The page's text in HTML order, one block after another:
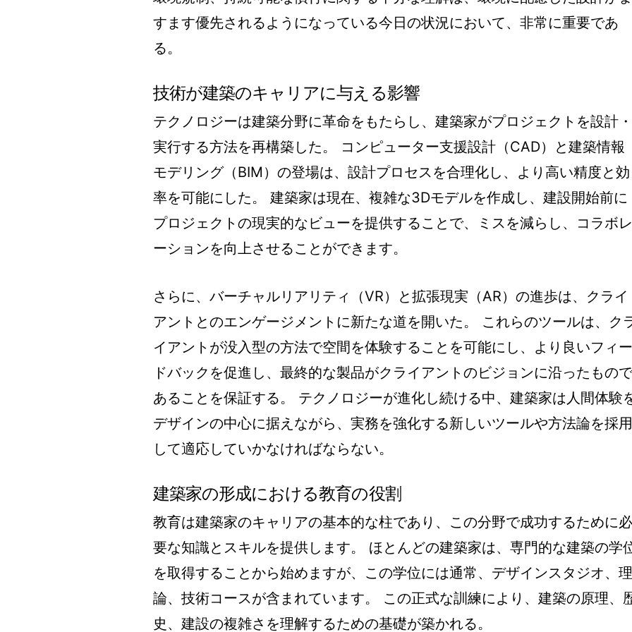
すます優先されるようになっている今日の状況において、非常に重要であ
る。
技術が建築のキャリアに与える影響
テクノロジーは建築分野に革命をもたらし、建築家がプロジェクトを設計・
実行する方法を再構築した。 コンピューター支援設計（CAD）と建築情報
モデリング（BIM）の登場は、設計プロセスを合理化し、より高い精度と効
率を可能にした。 建築家は現在、複雑な3Dモデルを作成し、建設開始前に
プロジェクトの現実的なビューを提供することで、ミスを減らし、コラボレ
ーションを向上させることができます。
さらに、バーチャルリアリティ（VR）と拡張現実（AR）の進歩は、クライ
アントとのエンゲージメントに新たな道を開いた。 これらのツールは、ク
イアントが没入型の方法で空間を体験することを可能にし、より良いフィー
ドバックを促進し、最終的な製品がクライアントのビジョンに沿ったもので
あることを保証する。 テクノロジーが進化し続ける中、建築家は人間体験
デザインの中心に据えながら、実務を強化する新しいツールや方法論を採用
して適応していかなければならない。
建築家の形成における教育の役割
教育は建築家のキャリアの基本的な柱であり、この分野で成功するために必
要な知識とスキルを提供します。 ほとんどの建築家は、専門的な建築の学
を取得することから始めますが、この学位には通常、デザインスタジオ、理
論、技術コースが含まれています。 この正式な訓練により、建築の原理、
史、建設の複雑さを理解するための基礎が築かれる。